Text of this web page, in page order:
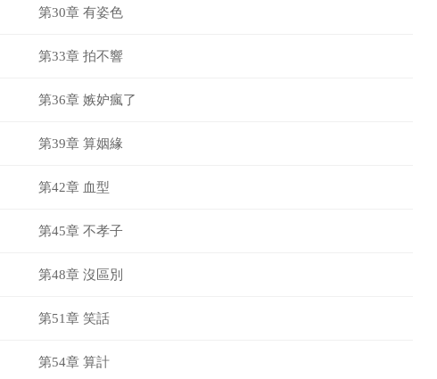
第30章 有姿色
第33章 拍不響
第36章 嫉妒瘋了
第39章 算姻緣
第42章 血型
第45章 不孝子
第48章 沒區別
第51章 笑話
第54章 算計